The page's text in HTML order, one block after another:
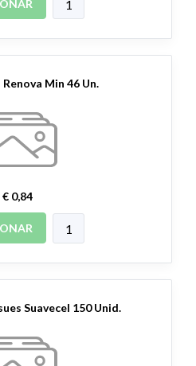
Min 46 Un.
€ 0,84
Suavecel 150 Unid.